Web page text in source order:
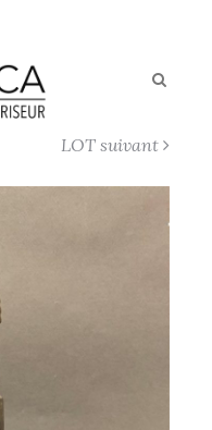
LOT suivant